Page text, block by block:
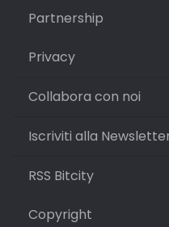
Partnership
Privacy
Collabora con noi
Iscriviti alla
RSS Bitcity
Copyright